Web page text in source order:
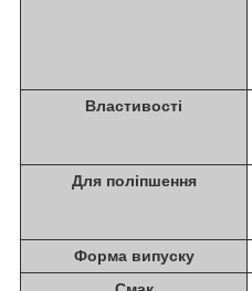
Властивості
Для поліпшення
Форма випуску